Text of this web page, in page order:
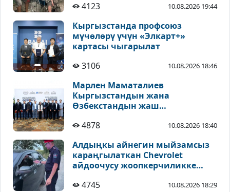
4123
10.08.2026 19:44
Кыргызстанда профсоюз
мүчөлөрү үчүн «Элкарт+»
картасы чыгарылат
3106
10.08.2026 18:46
Марлен Маматалиев
Кыргызстандын жана
Өзбекстандын жаш
форумуна катышты
4878 10.08.2026 18:40
Алдыңкы айнегин мыйзамсыз
караңгылаткан Chevrolet
айдоочусу жоопкерчиликке
4745
10.08.2026 18:29